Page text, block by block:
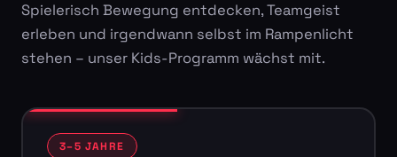
Spielerisch Bewegung entdecken, Teamgeist
erleben und irgendwann selbst im Rampenlicht
stehen – unser Kids-Programm wächst mit.
3–5 JAHRE